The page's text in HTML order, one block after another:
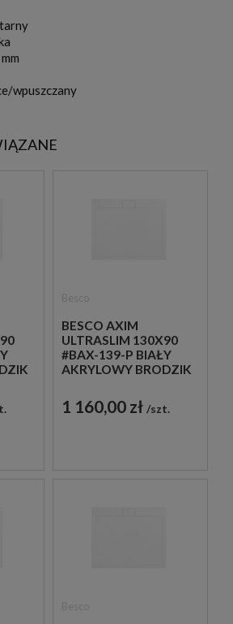
wpuszczany
BESCO AXIM
ULTRASLIM 130X90
#BAX-139-P BIAŁY
AKRYLOWY BRODZIK
1 160,00 zł szt.